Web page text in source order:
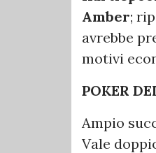
Amber;
avrebbe
motivi
POKER
Ampio
Vale